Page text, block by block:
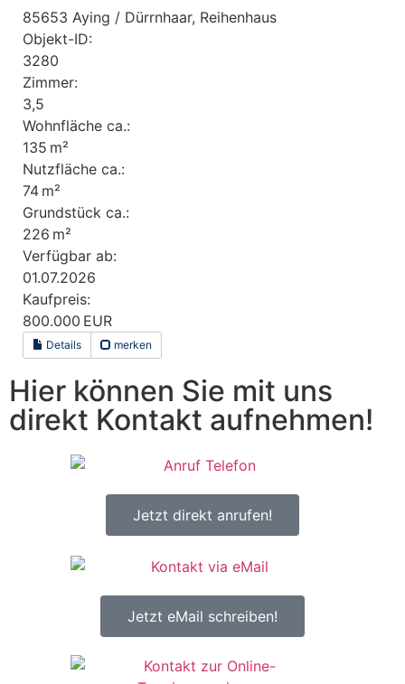
85653 Aying / Dürrnhaar, Reihenhaus
Objekt-ID:
3280
Zimmer:
3,5
Wohnfläche ca.:
135 m²
Nutzfläche ca.:
74 m²
Grund­stück ca.:
226 m²
Verfügbar ab:
01.07.2026
Kaufpreis:
800.000 EUR
Details merken
Hier können Sie mit uns
direkt Kontakt aufnehmen!
Jetzt direkt anrufen!
Jetzt eMail schreiben!